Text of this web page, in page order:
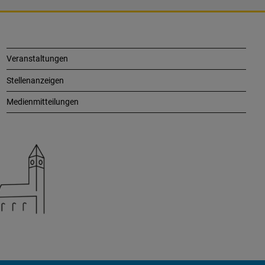
Veranstaltungen
Stellenanzeigen
Medienmitteilungen